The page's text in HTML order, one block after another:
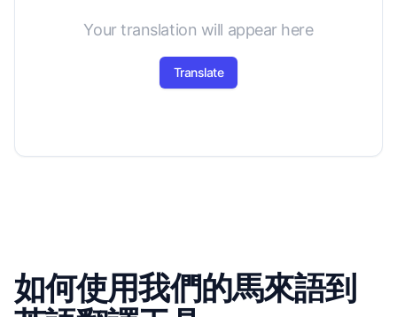
Your translation will appear here
Translate
如何使用我們的馬來語到